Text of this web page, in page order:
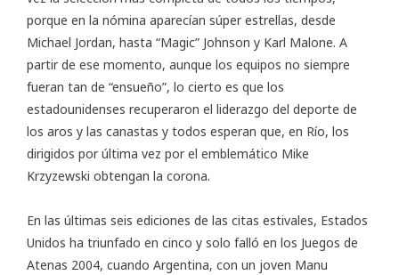
porque en la nómina aparecían súper estrellas, desde
Michael Jordan, hasta “Magic” Johnson y Karl Malone. A
partir de ese momento, aunque los equipos no siempre
fueran tan de “ensueño”, lo cierto es que los
estadounidenses recuperaron el liderazgo del deporte de
los aros y las canastas y todos esperan que, en Río, los
dirigidos por última vez por el emblemático Mike
Krzyzewski obtengan la corona.
En las últimas seis ediciones de las citas estivales, Estados
Unidos ha triunfado en cinco y solo falló en los Juegos de
Atenas 2004, cuando Argentina, con un joven Manu